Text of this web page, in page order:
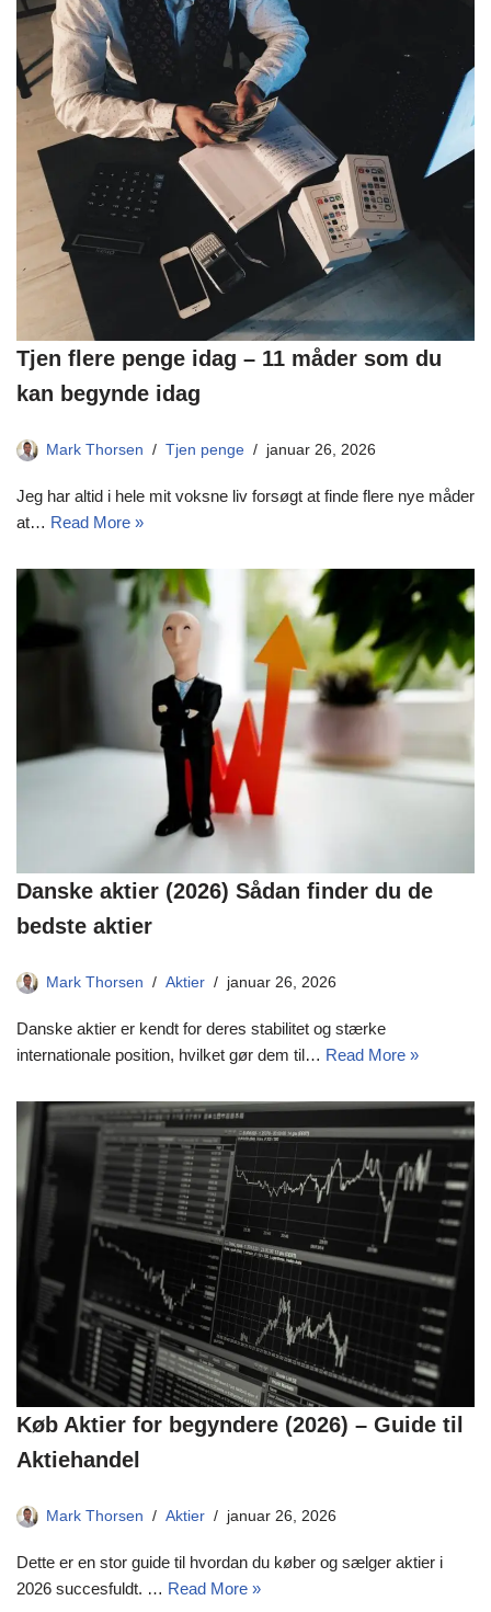
Tjen flere penge idag – 11 måder som du
kan begynde idag
Mark Thorsen Tjen penge januar 26, 2026
Jeg har altid i hele mit voksne liv forsøgt at finde flere nye måder
at… Read More »
Danske aktier (2026) Sådan finder du de
bedste aktier
Mark Thorsen Aktier januar 26, 2026
Danske aktier er kendt for deres stabilitet og stærke
internationale position, hvilket gør dem til… Read More »
Køb Aktier for begyndere (2026) – Guide til
Aktiehandel
Mark Thorsen Aktier januar 26, 2026
Dette er en stor guide til hvordan du køber og sælger aktier i
2026 succesfuldt. … Read More »